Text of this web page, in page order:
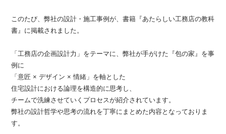
このたび、弊社の設計・施工事例が、書籍『あたらしい工務店の教科
書』に掲載されました。
「工務店の企画設計力」をテーマに、弊社が手がけた『包の家』を事
例に
「意匠 × デザイン × 情緒」を軸とした
住宅設計における論理を構造的に思考し、
チームで洗練させていくプロセスが紹介されています。
弊社の設計哲学や思考の流れを丁寧にまとめた内容となっておりま
す。